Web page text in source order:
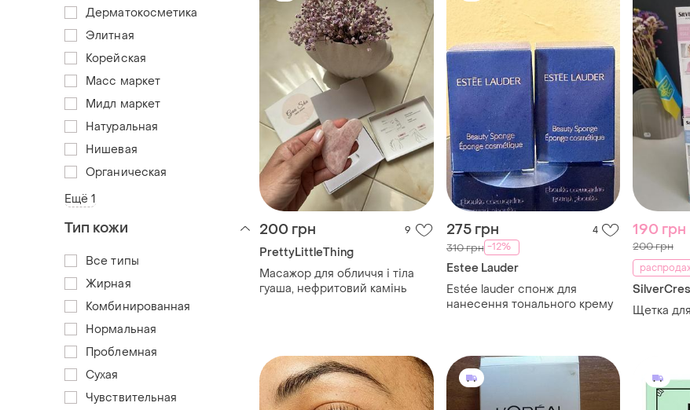
200 грн 9
PrettyLittleThing
Масажор для обличчя і тіла
гуаша, нефритовий камінь
275 грн 4
310 грн -12%
Estee Lauder
Estée lauder спонж для
нанесення тонального крему
190 грн
200 грн
Щетка
Дерматокосметика
Элитная
Корейская
Масс маркет
Мидл маркет
Натуральная
Нишевая
Органическая
Ещё 1
Тип кожи
Все типы
Жирная
Комбинированная
Нормальная
Проблемная
Сухая
Чувствительная